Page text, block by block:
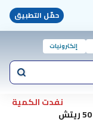
حمّل التطبيق
إلكترونيات
نفدت الكمية